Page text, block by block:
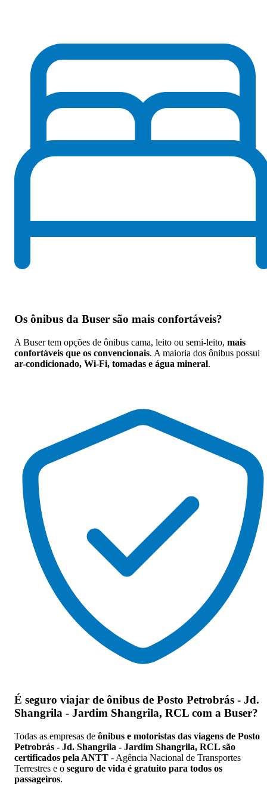
Os ônibus da Buser são mais confortáveis?
A Buser tem opções de ônibus cama, leito ou semi-leito, mais
confortáveis que os convencionais. A maioria dos ônibus possui
ar-condicionado, Wi-Fi, tomadas e água mineral.
É seguro viajar de ônibus de Posto Petrobrás - Jd.
Shangrila - Jardim Shangrila, RCL com a Buser?
Todas as empresas de ônibus e motoristas das viagens de Posto
Petrobrás - Jd. Shangrila - Jardim Shangrila, RCL são
certificados pela ANTT - Agência Nacional de Transportes
Terrestres e o seguro de vida é gratuito para todos os
passageiros.